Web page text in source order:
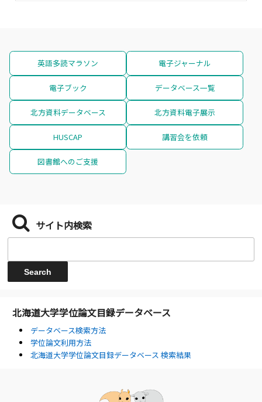
英語多読マラソン 電子ジャーナル
電子ブック データベース一覧
北方資料データベース 北方資料電子展示
HUSCAP 講習会を依頼
図書館へのご支援
サイト内検索
北海道大学学位論文目録データベース
データベース検索方法
学位論文利用方法
北海道大学学位論文目録データベース 検索結果